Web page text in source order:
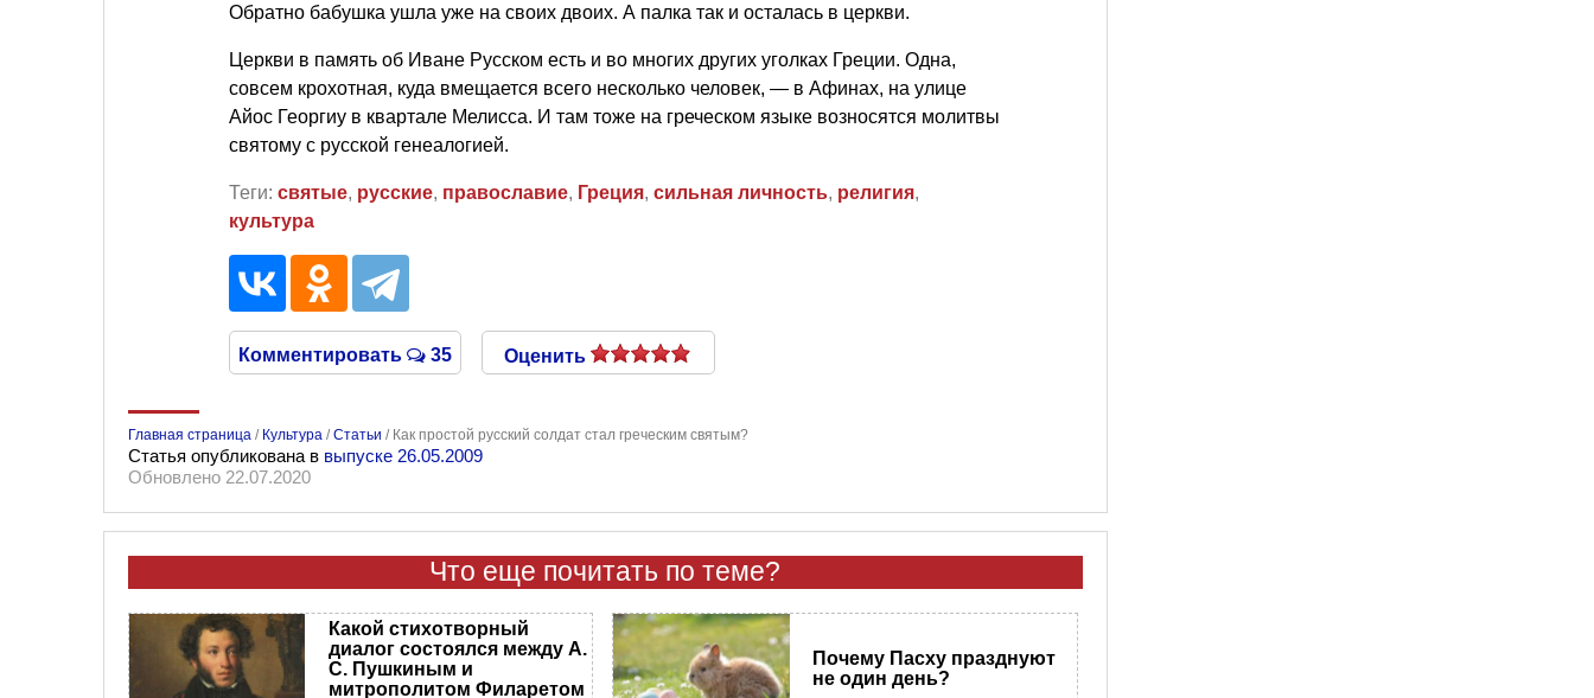
Обратно бабушка ушла уже на своих двоих. А палка так и осталась в церкви.
Церкви в память об Иване Русском есть и во многих других уголках Греции. Одна,
совсем крохотная, куда вмещается всего несколько человек, — в Афинах, на улице
Айос Георгиу в квартале Мелисса. И там тоже на греческом языке возносятся молитвы
святому с русской генеалогией.
Теги: святые, русские, православие, Греция, сильная личность, религия,
культура
Комментировать 35 Оценить
Главная страница / Культура /Статьи / Как простой русский солдат стал греческим святым?
Статья опубликована в выпуске 26.05.2009
Обновлено 22.07.2020
Что еще почитать по теме?
Какой стихотворный
диалог состоялся между А.
С. Пушкиным и
митрополитом Филаретом
Почему Пасху празднуют
не один день?